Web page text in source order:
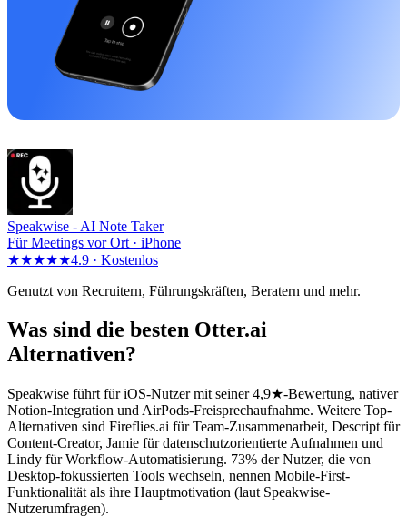
Speakwise - AI Note Taker
Für Meetings vor Ort · iPhone
★★★★★4.9 · Kostenlos
Genutzt von Recruitern, Führungskräften, Beratern und mehr.
Was sind die besten Otter.ai
Alternativen?
Speakwise führt für iOS-Nutzer mit seiner 4,9★-Bewertung, nativer
Notion-Integration und AirPods-Freisprechaufnahme. Weitere Top-
Alternativen sind Fireflies.ai für Team-Zusammenarbeit, Descript für
Content-Creator, Jamie für datenschutzorientierte Aufnahmen und
Lindy für Workflow-Automatisierung. 73% der Nutzer, die von
Desktop-fokussierten Tools wechseln, nennen Mobile-First-
Funktionalität als ihre Hauptmotivation (laut Speakwise-
Nutzerumfragen).